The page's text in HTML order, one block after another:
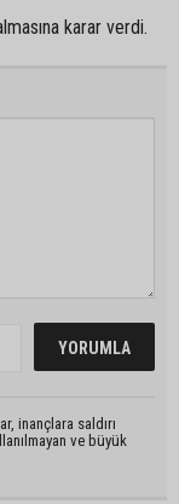
karar verdi.
inançlara saldırı
ve büyük